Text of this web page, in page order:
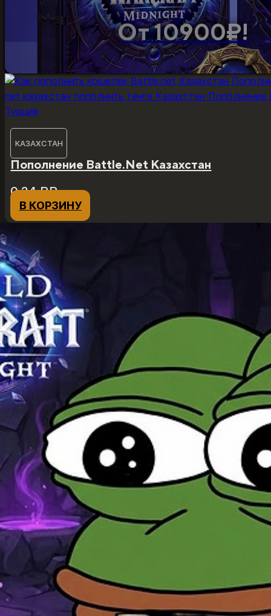
От 10900₽!
КАЗАХСТАН
Пополнение Battle.Net Казахстан
0,24₽₽
В КОРЗИНУ